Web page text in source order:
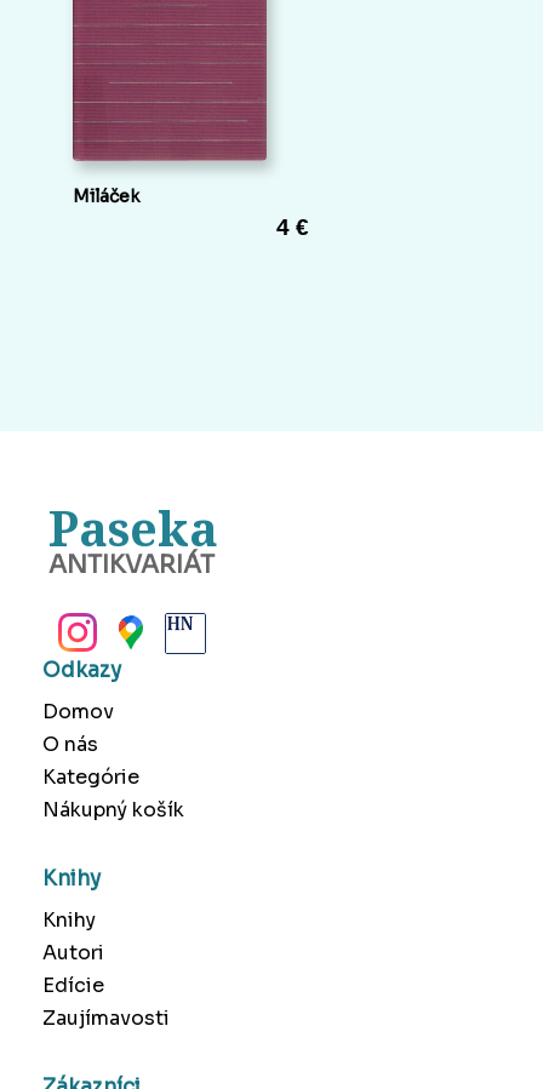
Miláček
4 €
Paseka
ANTIKVARIÁT
Odkazy
Domov
O nás
Kategórie
Nákupný košík
Knihy
Knihy
Autori
Edície
Zaujímavosti